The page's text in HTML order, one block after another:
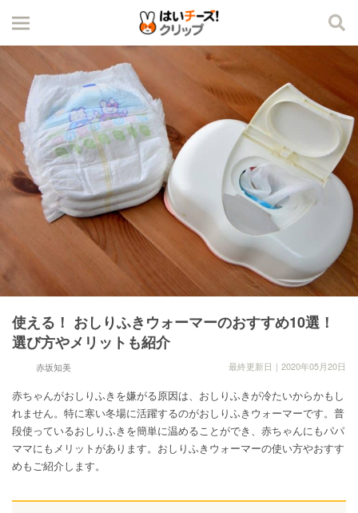
使える！ おしりふきウォーマーのおすすめ10選！
選び方やメリットも紹介
赤坂知美 最終更新日｜2020年05月20日
赤ちゃんがおしりふきを嫌がる原因は、おしりふきが冷たいからかもし
れません。特に寒い冬場に活躍するのがおしりふきウォーマーです。普
段使っているおしりふきを簡単に温めることができ、赤ちゃんにもパパ
ママにもメリットがあります。おしりふきウォーマーの使い方やおすす
めもご紹介します。